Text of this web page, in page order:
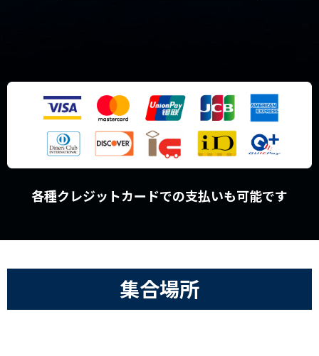
各種クレジットカードでの支払いも可能です
集合場所